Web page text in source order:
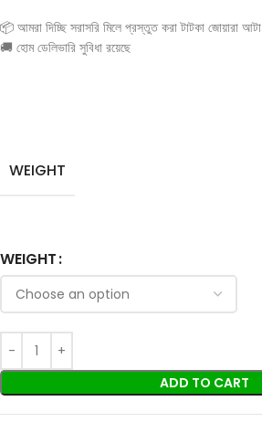
📦 আমরা দিচ্ছি সরাসরি মিলে প্রস্তুত করা টাটকা জোয়ারা আটা
🚚 হোম ডেলিভারি সুবিধা রয়েছে
WEIGHT
WEIGHT
ADD TO CART